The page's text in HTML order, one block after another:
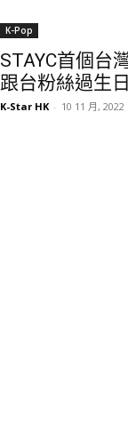
K-Pop
STAYC首個台
跟台粉絲過生日
K-Star HK - 10 11 月, 2022